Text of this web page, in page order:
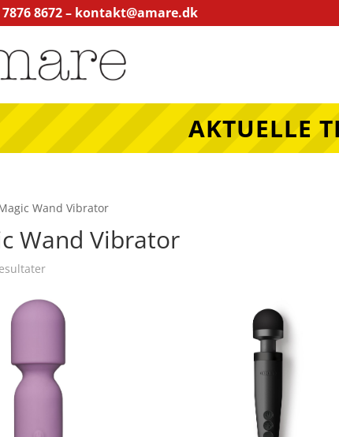
8672 – kontakt@amare.dk
AKTUELLE
Wand Vibrator
Wand Vibrator